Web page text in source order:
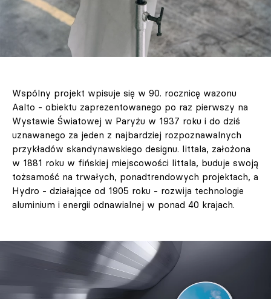
Wspólny projekt wpisuje się w 90. rocznicę wazonu
Aalto - obiektu zaprezentowanego po raz pierwszy na
Wystawie Światowej w Paryżu w 1937 roku i do dziś
uznawanego za jeden z najbardziej rozpoznawalnych
przykładów skandynawskiego designu. Iittala, założona
w 1881 roku w fińskiej miejscowości Iittala, buduje swoją
tożsamość na trwałych, ponadtrendowych projektach, a
Hydro - działające od 1905 roku - rozwija technologie
aluminium i energii odnawialnej w ponad 40 krajach.